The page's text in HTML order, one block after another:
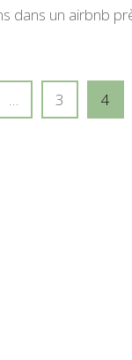
dans un airbnb
… Page
3 Page
4